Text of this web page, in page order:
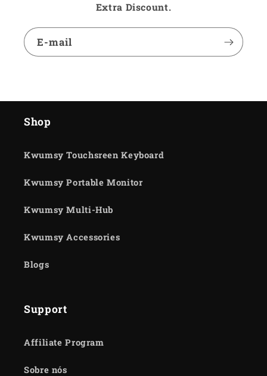
Extra Discount.
E-mail
Shop
Kwumsy Touchsreen Keyboard
Kwumsy Portable Monitor
Kwumsy Multi-Hub
Kwumsy Accessories
Blogs
Support
Affiliate Program
Sobre nós